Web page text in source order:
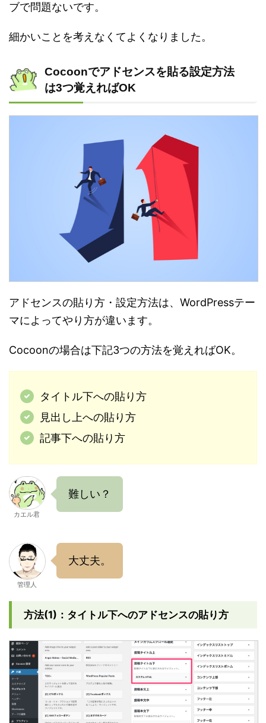
ブで問題ないです。
細かいことを考えなくてよくなりました。
Cocoonでアドセンスを貼る設定方法
は3つ覚えればOK
アドセンスの貼り方・設定方法は、WordPressテー
マによってやり方が違います。
Cocoonの場合は下記3つの方法を覚えればOK。
タイトル下への貼り方
見出し上への貼り方
記事下への貼り方
カエル君
難しい？
管理人
大丈夫。
方法(1)：タイトル下へのアドセンスの貼り方